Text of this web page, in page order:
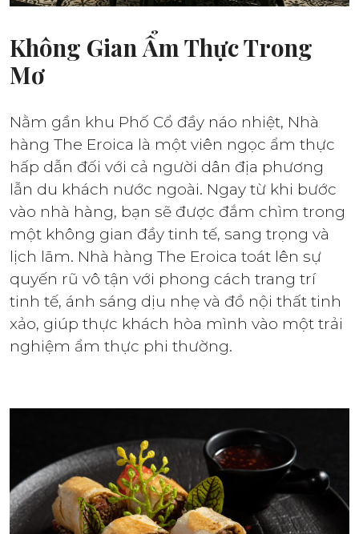
Không Gian Ẩm Thực Trong
Mơ
Nằm gần khu Phố Cổ đầy náo nhiệt, Nhà
hàng The Eroica là một viên ngọc ẩm thực
hấp dẫn đối với cả người dân địa phương
lẫn du khách nước ngoài. Ngay từ khi bước
vào nhà hàng, bạn sẽ được đắm chìm trong
một không gian đầy tinh tế, sang trọng và
lịch lãm. Nhà hàng The Eroica toát lên sự
quyến rũ vô tận với phong cách trang trí
tinh tế, ánh sáng dịu nhẹ và đồ nội thất tinh
xảo, giúp thực khách hòa mình vào một trải
nghiệm ẩm thực phi thường.